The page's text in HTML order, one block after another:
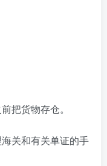
把货物存仓。
关和有关单证的手